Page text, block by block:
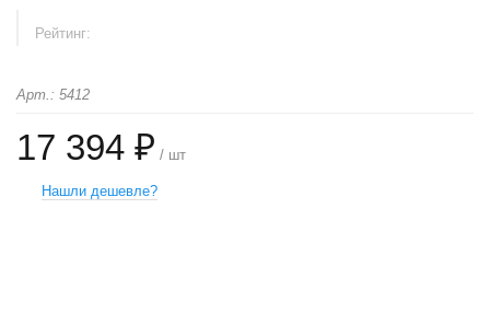
Рейтинг:
Арт.: 5412
17 394 ₽ / шт
Нашли дешевле?